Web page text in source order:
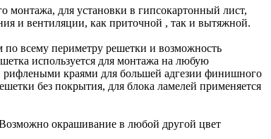
для установки в гипсокартонный лист,
и вентиляции, как приточной , так и вытяжной.
всему периметру решетки и возможность
используется для монтажа на любую
краями для большей адгезии финишного
без покрытия, для блока ламелей применяется
окрашивание в любой другой цвет